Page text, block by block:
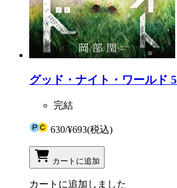
グッド・ナイト・ワールド 5
完結
630/¥693(税込)
カートに追加
カートに追加しました